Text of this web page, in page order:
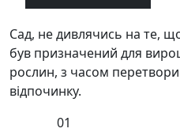
Сад, не дивлячись на те,
був призначений для
рослин, з часом
відпочинку.
01